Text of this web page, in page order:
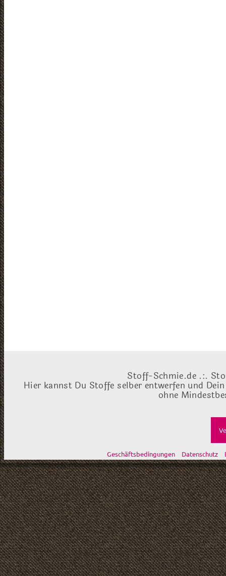
Stoff-Schmie.de .:.
Hier kannst Du Stoffe selber entwerfen und
ohne
Geschäftsbedingungen Datenschutz